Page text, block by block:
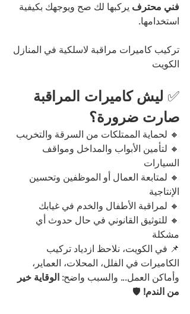
فني محترف يركبها لك صح ويوجهك بكيفية
استخدامها.
تركيب كاميرات مراقبة لاسلكية في المنازل
الكويت
✅ ليش كاميرات المراقبة
صارت ضرورة؟
🔸 لحماية الممتلكات من السرقة والتخريب
🔸 لتأمين الأبواب والمداخل ومواقف
السيارات
🔸 لمتابعة العمال أو الموظفين وتحسين
الإنتاجية
🔸 لمراقبة الأطفال والخدم في غيابك
🔸 للتوثيق القانوني في حال حدوث أي
مشكلة
📌 في الكويت، نلاحظ ازدياد تركيب
الكاميرات في الفلل، المحلات، العماير،
وأماكن العمل... والسبب واضح: الوقاية خير
من الندم! 🛡️